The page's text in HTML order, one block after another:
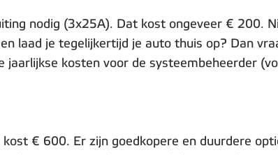
nodig (3x25A). Dat kost ongeveer € 200.
laad je tegelijkertijd je auto thuis op? Dan
jaarlijkse kosten voor de systeembeheerder
€ 600. Er zijn goedkopere en duurdere